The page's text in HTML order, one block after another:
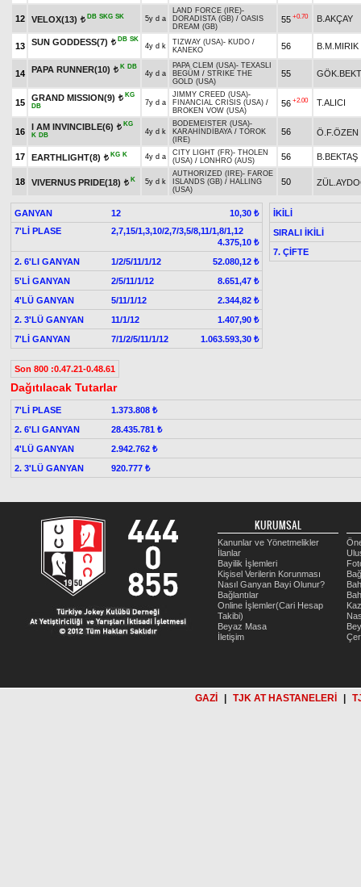
12 VELOX(13) t DB SKG SK 5y d a
LAND FORCE (IRE)-
DORADISTA (GB) / OASIS
DREAM (GB)
55 +0.70 B.AKÇAY
13 SUN GODDESS(7) t DB SK
4y d k TIZWAY (USA)- KUDO /
KANEKO
56 B.M.MIRIK
14 PAPA RUNNER(10) t K DB
4y d a
PAPA CLEM (USA)- TEXASLI
BEGÜM / STRIKE THE
GOLD (USA)
55
15
GRAND MISSION(9) t KG
DB
7y d a
JIMMY CREED (USA)-
FINANCIAL CRISIS (USA) /
BROKEN VOW (USA)
56 +2.00 T.ALICI
16
I AM INVINCIBLE(6) t KG
K DB 4y d k
BODEMEISTER (USA)-
KARAHİNDİBAYA / TOROK
(IRE)
56 Ö.F.ÖZEN
17 EARTHLIGHT(8) t KG K 4y d a CITY LIGHT (FR)- THOLEN
(USA) / LONHRO (AUS) 56 B.BEKTAŞ
18 VIVERNUS PRIDE(18) t K 5y d k
AUTHORIZED (IRE)- FAROE
ISLANDS (GB) / HALLING
(USA)
50
GANYAN 12
10,30 ₺
7'Lİ PLASE
2,7,15/1,3,10/2,7/3,5/8,11/1,8/1,12
4.375,10 ₺
2. 6'LI GANYAN
1/2/5/11/1/12
52.080,12 ₺
5'Lİ GANYAN
2/5/11/1/12
8.651,47 ₺
4'LÜ GANYAN
5/11/1/12
2.344,82 ₺
2. 3'LÜ GANYAN
11/1/12
1.407,90 ₺
7'Lİ GANYAN
7/1/2/5/11/1/12 1.063.593,30 ₺
İKİLİ
SIRALI İKİLİ
7. ÇİFTE
Son 800 :0.47.21-0.48.61
Dağıtılacak Tutarlar
7'Lİ PLASE
1.373.808 ₺
2. 6'LI GANYAN
28.435.781 ₺
4'LÜ GANYAN
2.942.762 ₺
2. 3'LÜ GANYAN
920.777 ₺
KURUMSAL
Kanunlar ve Yönetmelikler
İlanlar
Bayilik İşlemleri
Kişisel Verilerin Korunması
Nasıl Ganyan Bayi Olunur?
Bağlantılar
Online İşlemler(Cari Hesap
Takibi)
Beyaz Masa
İletişim
GAZİ TJK AT HASTANELERİ